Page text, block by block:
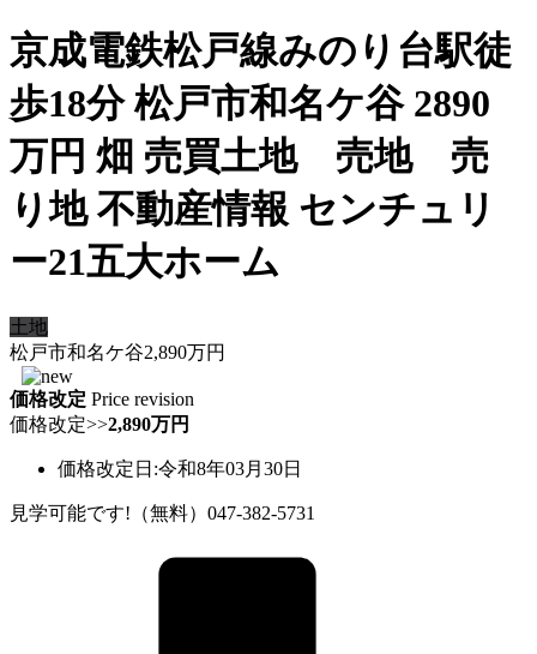
京成電鉄松戸線みのり台駅徒
歩18分 松戸市和名ケ谷 2890
万円 畑 売買土地 売地 売
り地 不動産情報 センチュリ
ー21五大ホーム
土地
松戸市和名ケ谷2,890万円
価格改定 Price revision
価格改定>>2,890万円
価格改定日:令和8年03月30日
見学可能です!（無料）047-382-5731